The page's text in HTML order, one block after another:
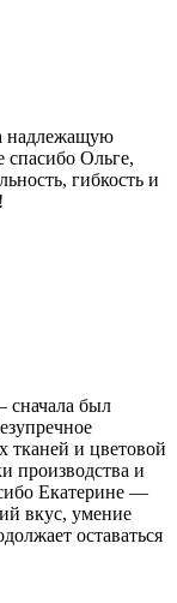
надлежащую
спасибо Ольге,
гибкость и
сначала был
тканей и цветовой
производства и
Екатерине —
вкус, умение
оставаться